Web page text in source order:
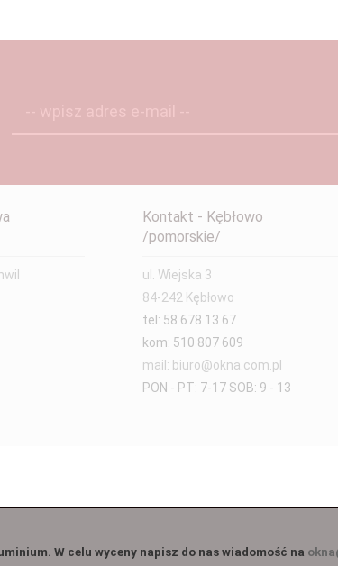
Kontakt - Kębłowo
/pomorskie/
ul. Wiejska 3
84-242 Kębłowo
tel: 58 678 13 67
kom: 510 807 609
mail: biuro@okna.com.pl
PON - PT: 7-17 SOB: 9 - 13
W celu wyceny napisz do nas wiadomość na